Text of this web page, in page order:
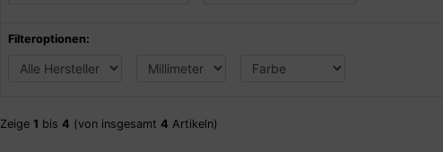
Filteroptionen:
Zeige 1 bis 4 (von insgesamt 4 Artikeln)